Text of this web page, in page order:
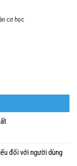
cơ học
đối với người dùng